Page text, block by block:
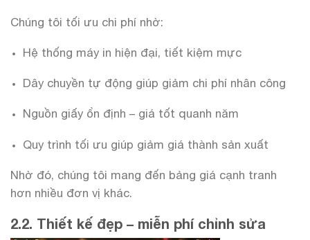
Chúng tôi tối ưu chi phí nhờ:
Hệ thống máy in hiện đại, tiết kiệm mực
Dây chuyền tự động giúp giảm chi phí nhân công
Nguồn giấy ổn định – giá tốt quanh năm
Quy trình tối ưu giúp giảm giá thành sản xuất
Nhờ đó, chúng tôi mang đến bảng giá cạnh tranh
hơn nhiều đơn vị khác.
2.2. Thiết kế đẹp – miễn phí chỉnh sửa